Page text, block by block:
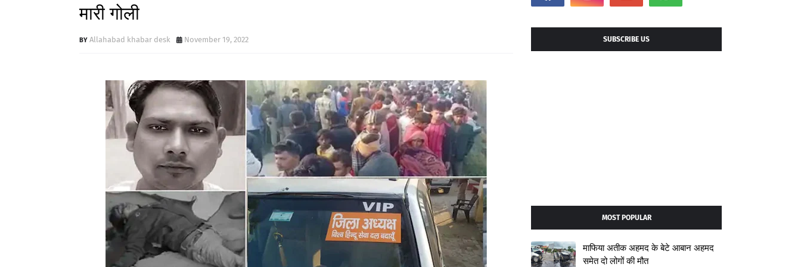
मारी गोली
Allahabad khabar desk November 19, 2022 SUBSCRIBE US
MOST POPULAR
माफिया अतीक अहमद के बेटे आबान अहमद
समेत दो लोगों की मौत